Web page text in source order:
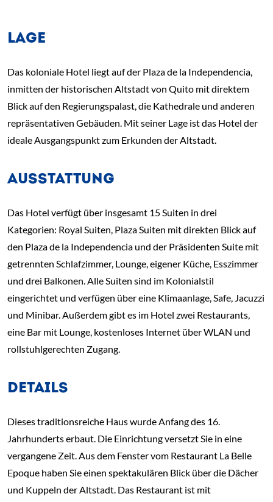
LAGE
Das koloniale Hotel liegt auf der Plaza de la Independencia,
inmitten der historischen Altstadt von Quito mit direktem
Blick auf den Regierungspalast, die Kathedrale und anderen
repräsentativen Gebäuden. Mit seiner Lage ist das Hotel der
ideale Ausgangspunkt zum Erkunden der Altstadt.
AUSSTATTUNG
Das Hotel verfügt über insgesamt 15 Suiten in drei
Kategorien: Royal Suiten, Plaza Suiten mit direkten Blick auf
den Plaza de la Independencia und der Präsidenten Suite mit
getrennten Schlafzimmer, Lounge, eigener Küche, Esszimmer
und drei Balkonen. Alle Suiten sind im Kolonialstil
eingerichtet und verfügen über eine Klimaanlage, Safe, Jacuzzi
und Minibar. Außerdem gibt es im Hotel zwei Restaurants,
eine Bar mit Lounge, kostenloses Internet über WLAN und
rollstuhlgerechten Zugang.
DETAILS
Dieses traditionsreiche Haus wurde Anfang des 16.
Jahrhunderts erbaut. Die Einrichtung versetzt Sie in eine
vergangene Zeit. Aus dem Fenster vom Restaurant La Belle
Epoque haben Sie einen spektakulären Blick über die Dächer
und Kuppeln der Altstadt. Das Restaurant ist mit